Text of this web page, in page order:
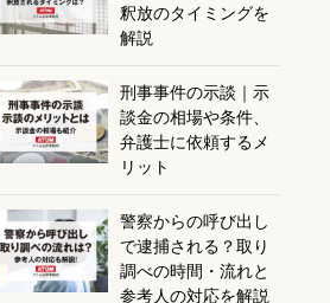
釈放のタイミングを
解説
刑事事件の示談｜示
談金の相場や条件、
弁護士に依頼するメ
リット
警察からの呼び出し
で逮捕される？取り
調べの時間・流れと
参考人の対応を解説